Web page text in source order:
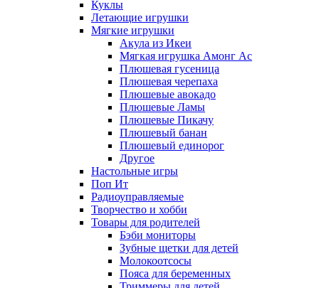
Куклы
Летающие игрушки
Мягкие игрушки
Акула из Икеи
Мягкая игрушка Амонг Ас
Плюшевая гусеница
Плюшевая черепаха
Плюшевые авокадо
Плюшевые Ламы
Плюшевые Пикачу
Плюшевый банан
Плюшевый единорог
Другое
Настольные игры
Поп Ит
Радиоуправляемые
Творчество и хобби
Товары для родителей
Бэби мониторы
Зубные щетки для детей
Молокоотсосы
Пояса для беременных